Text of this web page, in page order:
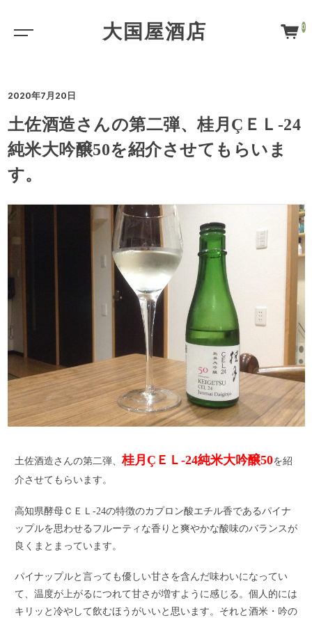
大国屋酒店 0
2020年7月20日
土佐酒造さんの第二弾、桂月ÇＥＬ-24
純米大吟醸50を紹介させてもらいま
す。
土佐酒造さんの第二弾、桂月ÇＥＬ-24純米大吟醸50を紹
介させてもらいます。
高知県酵母ＣＥＬ-24の特徴のカプロン酸エチル香であるパイナ
ップルを思わせるフルーティな香りと爽やかな酸味のバランスが
良くまとまっています。
パイナップルと言っても優しい甘さを含んだ味わいになってい
て、温度が上がるにつれて甘さが増すように感じる。個人的には
キリッと冷やして飲むほうがいいと思います。それと酒米・吟の